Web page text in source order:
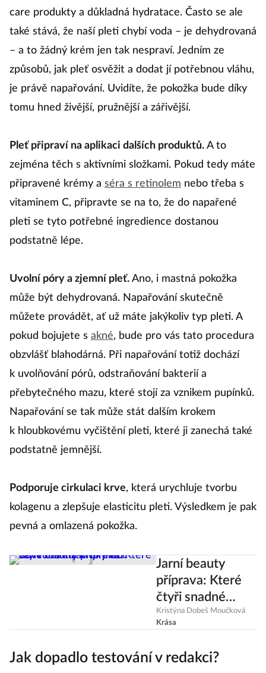
care produkty a důkladná hydratace. Často se ale
také stává, že naší pleti chybí voda – je dehydrovaná
– a to žádný krém jen tak nespraví. Jedním ze
způsobů, jak pleť osvěžit a dodat jí potřebnou vláhu,
je právě napařování. Uvidíte, že pokožka bude díky
tomu hned živější, pružnější a zářivější.
Pleť připraví na aplikaci dalších produktů. A to
zejména těch s aktivními složkami. Pokud tedy máte
připravené krémy a séra s retinolem nebo třeba s
vitaminem C, připravte se na to, že do napařené
pleti se tyto potřebné ingredience dostanou
podstatně lépe.
Uvolní póry a zjemní pleť. Ano, i mastná pokožka
může být dehydrovaná. Napařování skutečně
můžete provádět, ať už máte jakýkoliv typ pleti. A
pokud bojujete s akné, bude pro vás tato procedura
obzvlášť blahodárná. Při napařování totiž dochází
k uvolňování pórů, odstraňování bakterií a
přebytečného mazu, které stojí za vznikem pupínků.
Napařování se tak může stát dalším krokem
k hloubkovému vyčištění pleti, které ji zanechá také
podstatně jemnější.
Podporuje cirkulaci krve, která urychluje tvorbu
kolagenu a zlepšuje elasticitu pleti. Výsledkem je pak
pevná a omlazená pokožka.
Jarní beauty
příprava: Které
čtyři snadné
kroky vás
dovedou k zářivé
Kristýna Dobeš Moučková
Krása
Jak dopadlo testování v redakci?